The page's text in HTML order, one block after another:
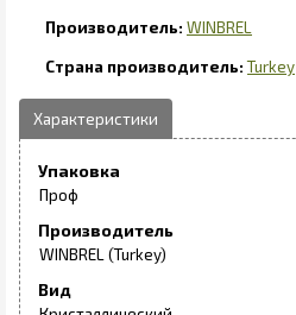
WINBREL
Turkey
Упаковка
Проф
Производитель
WINBREL (Turkey)
Вид